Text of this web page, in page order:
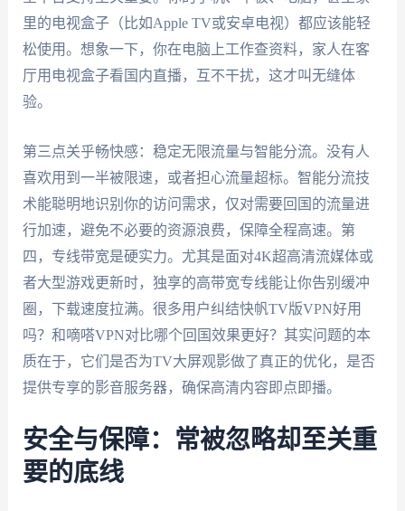
里的电视盒子（比如Apple TV或安卓电视）都应该能轻
松使用。想象一下，你在电脑上工作查资料，家人在客
厅用电视盒子看国内直播，互不干扰，这才叫无缝体
验。
第三点关乎畅快感：稳定无限流量与智能分流。没有人
喜欢用到一半被限速，或者担心流量超标。智能分流技
术能聪明地识别你的访问需求，仅对需要回国的流量进
行加速，避免不必要的资源浪费，保障全程高速。第
四，专线带宽是硬实力。尤其是面对4K超高清流媒体或
者大型游戏更新时，独享的高带宽专线能让你告别缓冲
圈，下载速度拉满。很多用户纠结快帆TV版VPN好用
吗？和嘀嗒VPN对比哪个回国效果更好？其实问题的本
质在于，它们是否为TV大屏观影做了真正的优化，是否
提供专享的影音服务器，确保高清内容即点即播。
安全与保障：常被忽略却至关重
要的底线